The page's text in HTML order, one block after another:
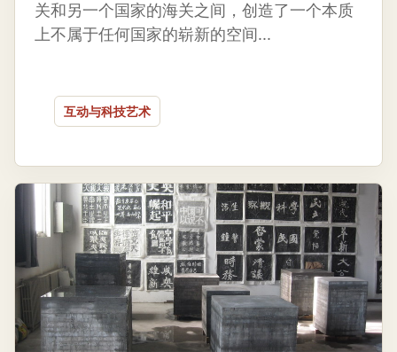
关和另一个国家的海关之间，创造了一个本质
上不属于任何国家的崭新的空间...
互动与科技艺术